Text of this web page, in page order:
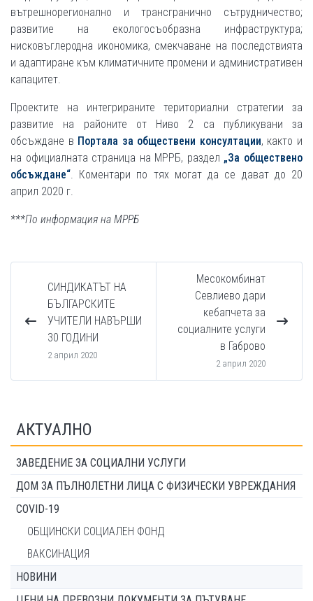
вътрешнорегионално и трансгранично сътрудничество;
развитие на екологосъобразна инфраструктура;
нисковъглеродна икономика, смекчаване на последствията
и адаптиране към климатичните промени и административен
капацитет.
Проектите на интегрираните териториални стратегии за
развитие на районите от Ниво 2 са публикувани за
обсъждане в Портала за обществени консултации, както и
на официалната страница на МРРБ, раздел „За обществено
обсъждане“. Коментари по тях могат да се дават до 20
април 2020 г.
***По информация на МРРБ
СИНДИКАТЪТ НА
БЪЛГАРСКИТЕ
УЧИТЕЛИ НАВЪРШИ
30 ГОДИНИ
2 април 2020
Месокомбинат
Севлиево дари
кебапчета за
социалните услуги
в Габрово
2 април 2020
АКТУАЛНО
ЗАВЕДЕНИЕ ЗА СОЦИАЛНИ УСЛУГИ
ДОМ ЗА ПЪЛНОЛЕТНИ ЛИЦА С ФИЗИЧЕСКИ УВРЕЖДАНИЯ
COVID-19
ОБЩИНСКИ СОЦИАЛЕН ФОНД
ВАКСИНАЦИЯ
НОВИНИ